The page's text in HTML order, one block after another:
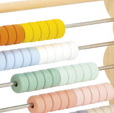
BABY &
KLEINKINDSPIELZEUG
ROLLENSPIEL
SPIELWELTEN
LOSE STÜCKE